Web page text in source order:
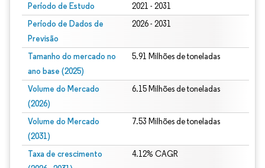
Período de Estudo 2021 - 2031
Período de Dados de
Previsão
2026 - 2031
Tamanho do mercado no
ano base (2025)
5.91 Milhões de toneladas
Volume do Mercado
(2026)
6.15 Milhões de toneladas
Volume do Mercado
(2031)
7.53 Milhões de toneladas
Taxa de crescimento
4.12% CAGR